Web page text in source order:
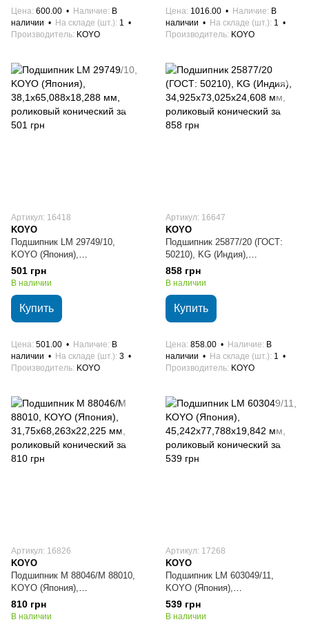
Цена 600.00 Наличие В
наличии
На складе (шт.) 1
Производитель KOYO
Цена 1016.00 Наличие В
наличии
На складе (шт.) 1
Производитель KOYO
Артикул: 16418
KOYO
Подшипник LM 29749/10,
KOYO (Япония),
38,1х65,088х18,288 мм,
роликовый конический
501 грн
В наличии
Купить
Цена 501.00 Наличие В
наличии
На складе (шт.) 3
Производитель KOYO
Артикул: 16647
KOYO
Подшипник 25877/20 (ГОСТ:
50210), KG (Индия),
34,925х73,025х24,608 мм,
роликовый конический
858 грн
В наличии
Купить
Цена 858.00 Наличие В
наличии
На складе (шт.) 1
Производитель KOYO
Артикул: 16826
KOYO
Подшипник M 88046/M 88010,
KOYO (Япония),
31,75х68,263х22,225 мм,
роликовый конический
810 грн
В наличии
Артикул: 17268
KOYO
Подшипник LM 603049/11,
KOYO (Япония),
45,242х77,788х19,842 мм,
роликовый конический
539 грн
В наличии